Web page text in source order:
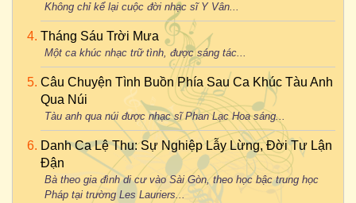
Không chỉ kể lại cuộc đời nhạc sĩ Y Vân...
Tháng Sáu Trời Mưa
Một ca khúc nhạc trữ tình, được sáng tác...
Câu Chuyện Tình Buồn Phía Sau Ca Khúc Tàu Anh
Qua Núi
Tàu anh qua núi được nhạc sĩ Phan Lạc Hoa sáng...
Danh Ca Lệ Thu: Sự Nghiệp Lẫy Lừng, Đời Tư Lận
Đận
Bà theo gia đình di cư vào Sài Gòn, theo học bậc trung học
Pháp tại trường Les Lauriers...